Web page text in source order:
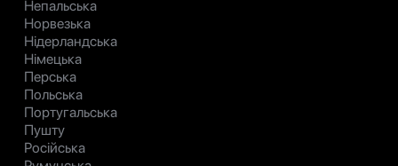
Непальська
Норвезька
Нідерландська
Німецька
Перська
Польська
Португальська
Пушту
Російська